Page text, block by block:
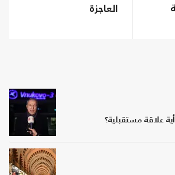
العاجزة
علاقة مستقبلية؟